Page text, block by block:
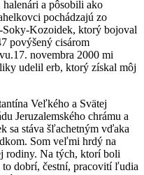
a pôsobili ako
pochádzajú zo
Soky-Kozoidek, ktorý bojoval
povýšený cisárom
novembra 2000 mi
udelil erb, ktorý získal môj
Veľkého a Svätej
Jeruzalemského chrámu a
sa stáva šľachetným vďaka
Som veľmi hrdý na
rodiny. Na tých, ktorí boli
dobrí, čestní, pracovití ľudia